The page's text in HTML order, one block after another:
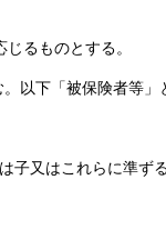
るものとする。
以下「被保険者等」
子又はこれらに準ず